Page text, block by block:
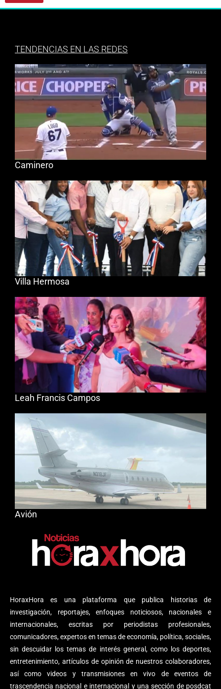
HoraxHora es una plataforma que publica historias de
investigación, reportajes, enfoques noticiosos, nacionales e
internacionales, escritas por periodistas profesionales,
comunicadores, expertos en temas de economía, política, sociales,
sin descuidar los temas de interés general, como los deportes,
entretenimiento, artículos de opinión de nuestros colaboradores,
así como videos y transmisiones en vivo de eventos de
trascendencia nacional e internacional y una sección de posdcat
TENDENCIAS EN LAS REDES
Caminero
Villa Hermosa
Leah Francis Campos
Avión